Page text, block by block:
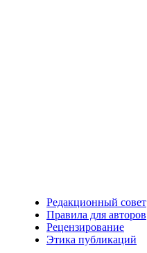
Редакционный совет
Правила для авторов
Рецензирование
Этика публикаций